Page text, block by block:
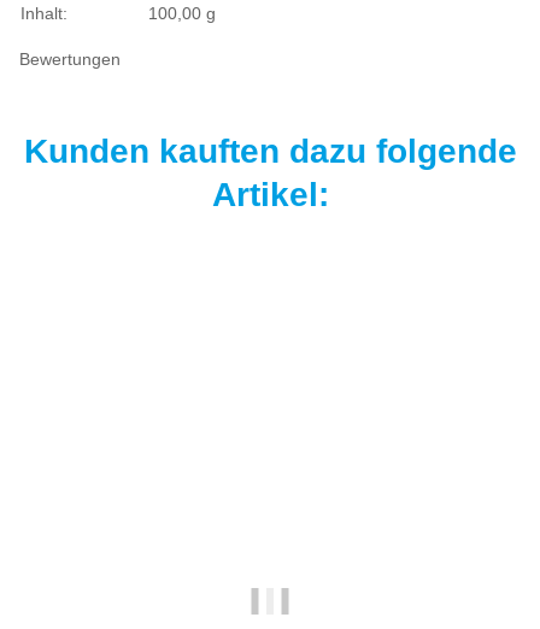
Inhalt:
100,00 g
Bewertungen
Kunden kauften dazu folgende
Artikel: